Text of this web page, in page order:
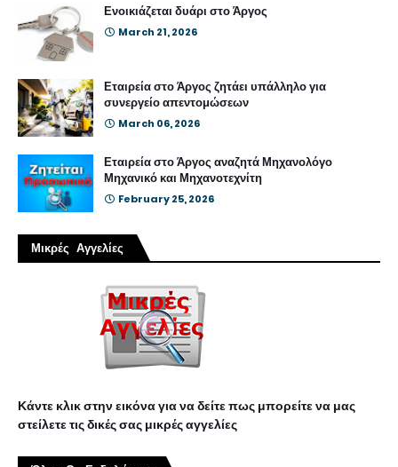
Ενοικιάζεται δυάρι στο Άργος
March 21, 2026
Εταιρεία στο Άργος ζητάει υπάλληλο για
συνεργείο απεντομώσεων
March 06, 2026
Εταιρεία στο Άργος αναζητά Μηχανολόγο
Μηχανικό και Μηχανοτεχνίτη
February 25, 2026
Μικρές Αγγελίες
Κάντε κλικ στην εικόνα για να δείτε πως μπορείτε να μας
στείλετε τις δικές σας μικρές αγγελίες